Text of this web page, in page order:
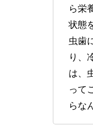
ら栄
状態
虫歯
り、
は、
って
らな